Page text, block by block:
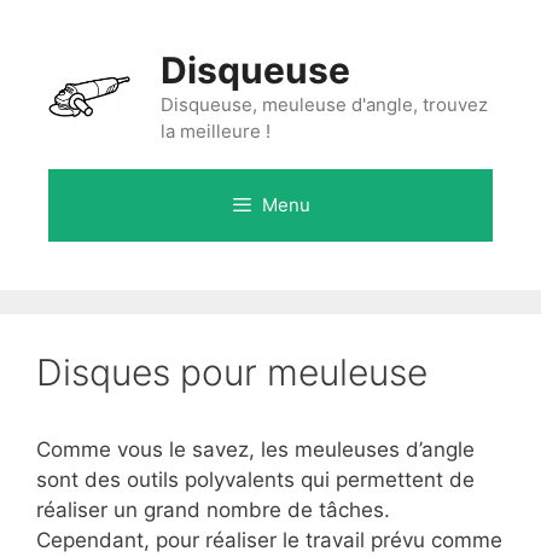
Disqueuse
Disqueuse, meuleuse d'angle, trouvez
la meilleure !
Menu
Disques pour meuleuse
Comme vous le savez, les meuleuses d’angle
sont des outils polyvalents qui permettent de
réaliser un grand nombre de tâches.
Cependant, pour réaliser le travail prévu comme